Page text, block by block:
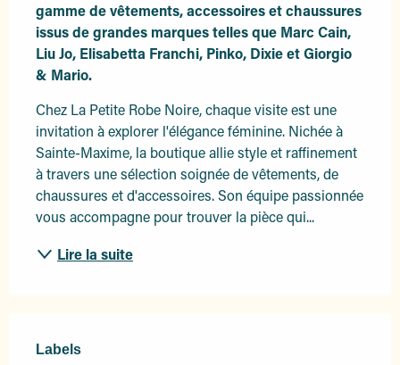
gamme de vêtements, accessoires et chaussures
issus de grandes marques telles que Marc Cain,
Liu Jo, Elisabetta Franchi, Pinko, Dixie et Giorgio
& Mario.
Chez La Petite Robe Noire, chaque visite est une
invitation à explorer l'élégance féminine. Nichée à
Sainte-Maxime, la boutique allie style et raffinement
à travers une sélection soignée de vêtements, de
chaussures et d'accessoires. Son équipe passionnée
vous accompagne pour trouver la pièce qui...
Lire la suite
Labels
Labels